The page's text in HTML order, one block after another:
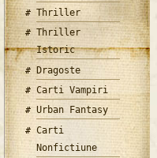
Thriller
Thriller
Istoric
Dragoste
Carti Vampiri
Urban Fantasy
Carti
Nonfictiune